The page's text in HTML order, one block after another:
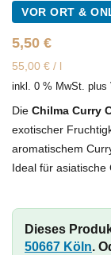
VOR ORT &
5,50 €
55,00 € / l
inkl. 0 % MwSt. plus
Die Chilma Curry
exotischer
aromatischem
Ideal für
Dieses
50667 Köln.